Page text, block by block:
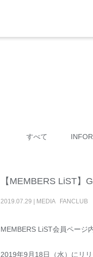
すべて
【MEMBERS LiST】
2019.07.29 MEDIA FANCLUB
MEMBERS LiST会員ページ
2019年9月18日（水）にリ